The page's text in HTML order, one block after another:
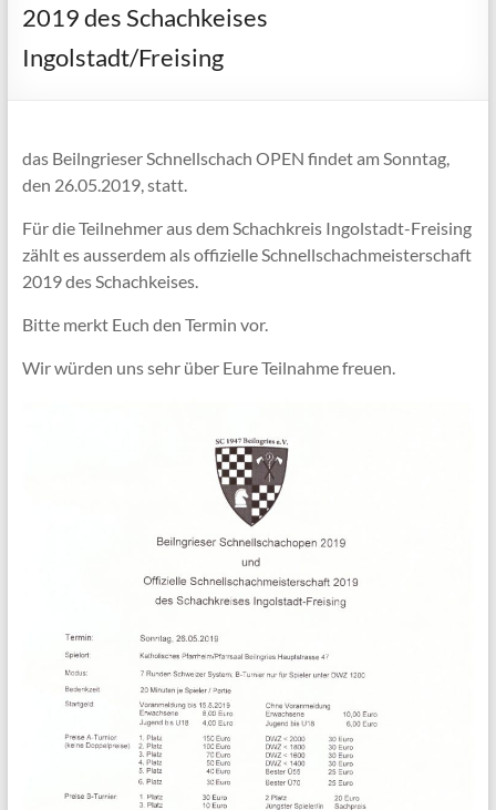
2019 des Schachkeises
Ingolstadt/Freising
das Beilngrieser Schnellschach OPEN findet am Sonntag,
den 26.05.2019, statt.
Für die Teilnehmer aus dem Schachkreis Ingolstadt-Freising
zählt es ausserdem als offizielle Schnellschachmeisterschaft
2019 des Schachkeises.
Bitte merkt Euch den Termin vor.
Wir würden uns sehr über Eure Teilnahme freuen.